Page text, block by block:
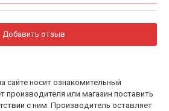
Добавить отзыв
сайте носит ознакомительный
производителя или магазин поставить
с ним. Производитель оставляет